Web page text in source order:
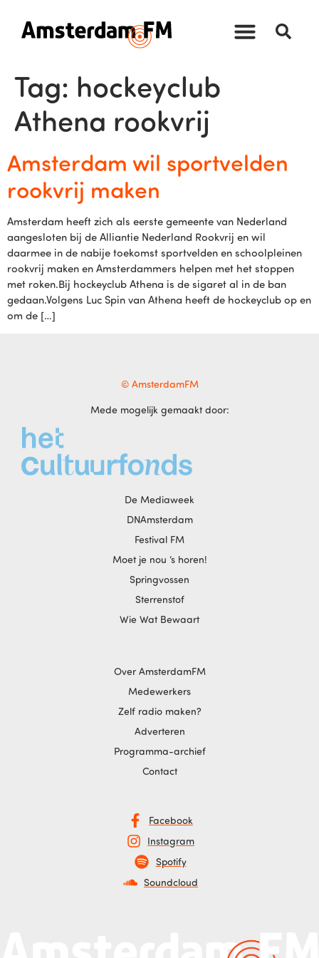
Tag: hockeyclub
Athena rookvrij
Amsterdam wil sportvelden
rookvrij maken
Amsterdam heeft zich als eerste gemeente van Nederland
aangesloten bij de Alliantie Nederland Rookvrij en wil
daarmee in de nabije toekomst sportvelden en schoolpleinen
rookvrij maken en Amsterdammers helpen met het stoppen
met roken.Bij hockeyclub Athena is de sigaret al in de ban
gedaan.Volgens Luc Spin van Athena heeft de hockeyclub op en
om de […]
© AmsterdamFM
Mede mogelijk gemaakt door:
De Mediaweek
DNAmsterdam
Festival FM
Moet je nou ‘s horen!
Springvossen
Sterrenstof
Wie Wat Bewaart
Over AmsterdamFM
Medewerkers
Zelf radio maken?
Adverteren
Programma-archief
Contact
Facebook
Instagram
Spotify
Soundcloud